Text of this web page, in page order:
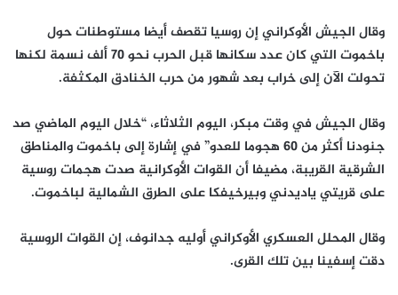
وقال الجيش الأوكراني إن روسيا تقصف أيضا مستوطنات حول
باخموت التي كان عدد سكانها قبل الحرب نحو 70 ألف نسمة لكنها
تحولت الآن إلى خراب بعد شهور من حرب الخنادق المكثفة.
وقال الجيش في وقت مبكر، اليوم الثلاثاء، “خلال اليوم الماضي صد
جنودنا أكثر من 60 هجوما للعدو” في إشارة إلى باخموت والمناطق
الشرقية القريبة، مضيفا أن القوات الأوكرانية صدت هجمات روسية
على قريتي ياديدني وبيرخيفكا على الطرق الشمالية لباخموت.
وقال المحلل العسكري الأوكراني أوليه جدانوف، إن القوات الروسية
دقت إسفينا بين تلك القرى.